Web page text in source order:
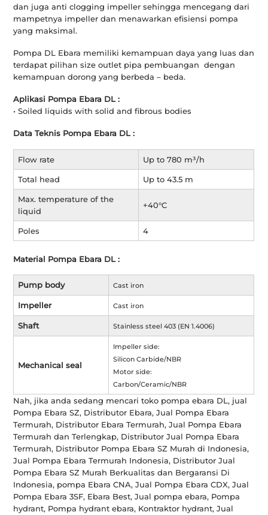
dan juga anti clogging impeller sehingga mencegang dari
mampetnya impeller dan menawarkan efisiensi pompa
yang maksimal.
Pompa DL Ebara memiliki kemampuan daya yang luas dan
terdapat pilihan size outlet pipa pembuangan dengan
kemampuan dorong yang berbeda – beda.
Aplikasi Pompa Ebara DL :
• Soiled liquids with solid and fibrous bodies
Data Teknis Pompa Ebara DL :
Flow rate Up to 780 m³/h
Total head Up to 43.5 m
Max. temperature of the
liquid
+40°C
Poles 4
Material Pompa Ebara DL :
Pump body Cast iron
Impeller Cast iron
Shaft Stainless steel 403 (EN 1.4006)
Mechanical seal
Impeller side:
Silicon Carbide/NBR
Motor side:
Carbon/Ceramic/NBR
Nah, jika anda sedang mencari toko pompa ebara DL, jual
Pompa Ebara SZ, Distributor Ebara, Jual Pompa Ebara
Termurah, Distributor Ebara Termurah, Jual Pompa Ebara
Termurah dan Terlengkap, Distributor Jual Pompa Ebara
Termurah, Distributor Pompa Ebara SZ Murah di Indonesia,
Jual Pompa Ebara Termurah Indonesia, Distributor Jual
Pompa Ebara SZ Murah Berkualitas dan Bergaransi Di
Indonesia, pompa Ebara CNA, Jual Pompa Ebara CDX, Jual
Pompa Ebara 3SF, Ebara Best, Jual pompa ebara, Pompa
hydrant, Pompa hydrant ebara, Kontraktor hydrant, Jual